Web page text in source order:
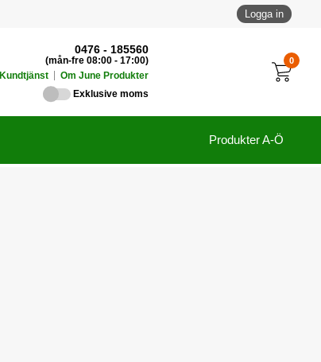
Logga in
0
0476 - 185560
(mån-fre 08:00 - 17:00)
Kundtjänst
Om June Produkter
Exklusive moms
Produkter A-Ö